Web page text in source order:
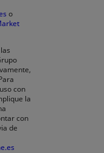
o
con
la
con
de